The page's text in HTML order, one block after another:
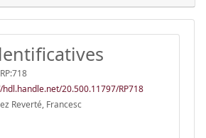
RP:718
20.500.11797/RP718
Reverté, Francesc